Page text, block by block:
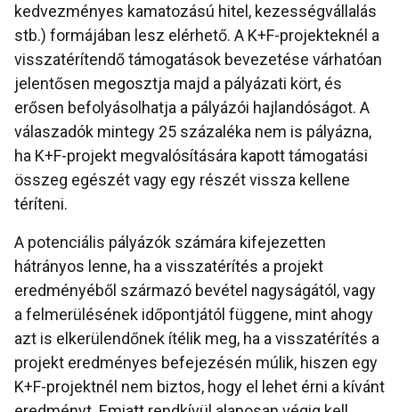
kedvezményes kamatozású hitel, kezességvállalás
stb.) formájában lesz elérhető. A K+F-projekteknél a
visszatérítendő támogatások bevezetése várhatóan
jelentősen megosztja majd a pályázati kört, és
erősen befolyásolhatja a pályázói hajlandóságot. A
válaszadók mintegy 25 százaléka nem is pályázna,
ha K+F-projekt megvalósítására kapott támogatási
összeg egészét vagy egy részét vissza kellene
téríteni.
A potenciális pályázók számára kifejezetten
hátrányos lenne, ha a visszatérítés a projekt
eredményéből származó bevétel nagyságától, vagy
a felmerülésének időpontjától függene, mint ahogy
azt is elkerülendőnek ítélik meg, ha a visszatérítés a
projekt eredményes befejezésén múlik, hiszen egy
K+F-projektnél nem biztos, hogy el lehet érni a kívánt